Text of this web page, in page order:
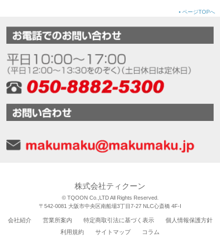
• ページTOPへ
株式会社ティクーン
© TQOON Co.,LTD All Rights Reserved.
〒542-0081 大阪市中央区南船場3丁目7-27 NLC心斎橋 4F-I
会社紹介 営業所案内 特定商取引法に基づく表示
個人情報保護方針
利用規約
サイトマップ コラム